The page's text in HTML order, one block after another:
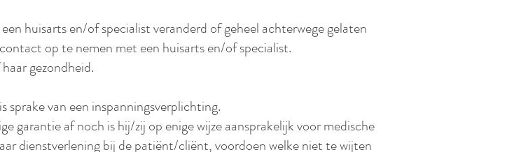
huisarts en/of specialist veranderd of geheel achterwege gelaten
op te nemen met een huisarts en/of specialist.
gezondheid.
sprake van een inspanningsverplichting.
garantie af noch is hij/zij op enige wijze aansprakelijk voor medische
dienstverlening bij de patiënt/cliënt, voordoen welke niet te wijten